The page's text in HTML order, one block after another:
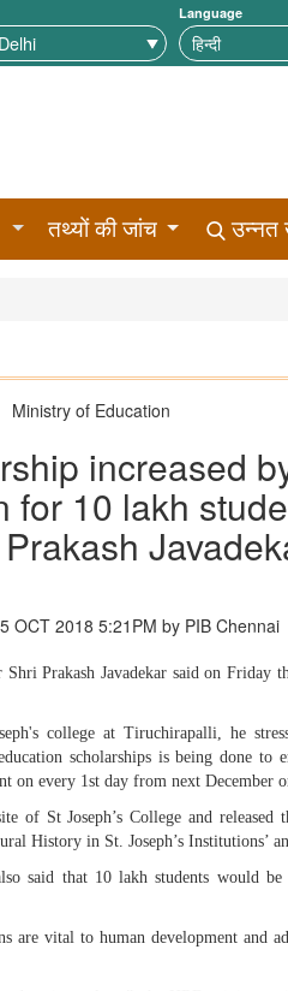
Language
तथ्यों की जांच उन्नत